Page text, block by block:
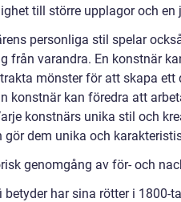
till större upplagor och en
personliga stil spelar
från varandra. En konstnär
mönster för att skapa
konstnär kan föredra att
konstnärs unika stil och
gör dem unika och
genomgång av för- och
betyder har sina rötter i 1800-